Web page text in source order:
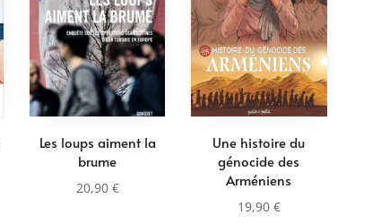
Les loups aiment la
brume
20,90 €
Une histoire du
génocide des
Arméniens
19,90 €